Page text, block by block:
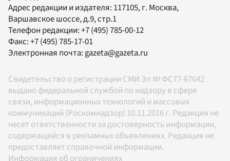
Адрес редакции и издателя: 117105, г. Москва,
Варшавское шоссе, д.9, стр.1
Телефон редакции:+7 (495) 785-00-12
Факс:+7 (495) 785-17-01
Электронная почта:gazeta@gazeta.ru
Свидетельство о регистрации СМИ Эл № ФС77-67642
выдано федеральной службой по надзору в сфере
связи, информационных технологий и массовых
коммуникаций (Роскомнадзор) 10.11.2016 г. Редакция не
несет ответственности за достоверность информации,
содержащейся в рекламных объявлениях. Редакция не
предоставляет справочной информации.
Информация об ограничениях